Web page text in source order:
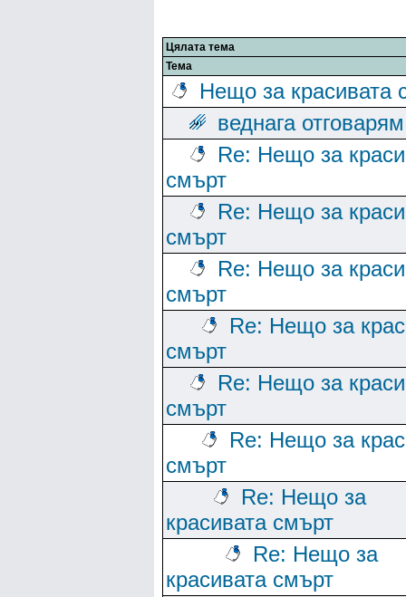
Цялата тема
Тема
Нещо за красивата
веднага
Re: Нещо за
смърт
Re: Нещо за
смърт
Re: Нещо за
смърт
Re: Нещо за
смърт
Re: Нещо за
смърт
Re: Нещо за
смърт
Re: Нещо за
красивата смърт
Re: Нещо за
красивата смърт